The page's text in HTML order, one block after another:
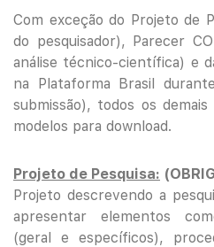
Com exceção do Projeto de
do pesquisador), Parecer
análise técnico-científica) e
na Plataforma Brasil
submissão), todos os
modelos para download.
Projeto de Pesquisa:
Projeto descrevendo a
apresentar elementos
(geral e específicos),